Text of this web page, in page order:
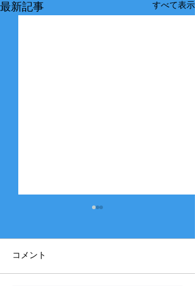
最新記事 すべて表示
コメント